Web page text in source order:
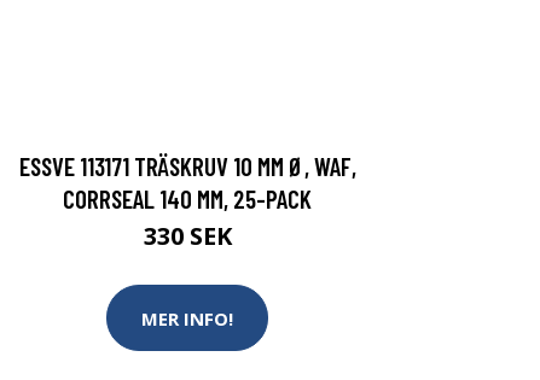
ESSVE 113171 TRÄSKRUV 10 MM Ø, WAF,
CORRSEAL 140 MM, 25-PACK
330 SEK
MER INFO!